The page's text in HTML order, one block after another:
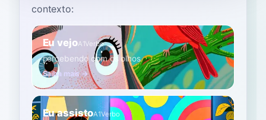
contexto:
Eu vejoA1Verbo
percebendo com os olhos
Saiba mais →
Eu assistoA1Verbo